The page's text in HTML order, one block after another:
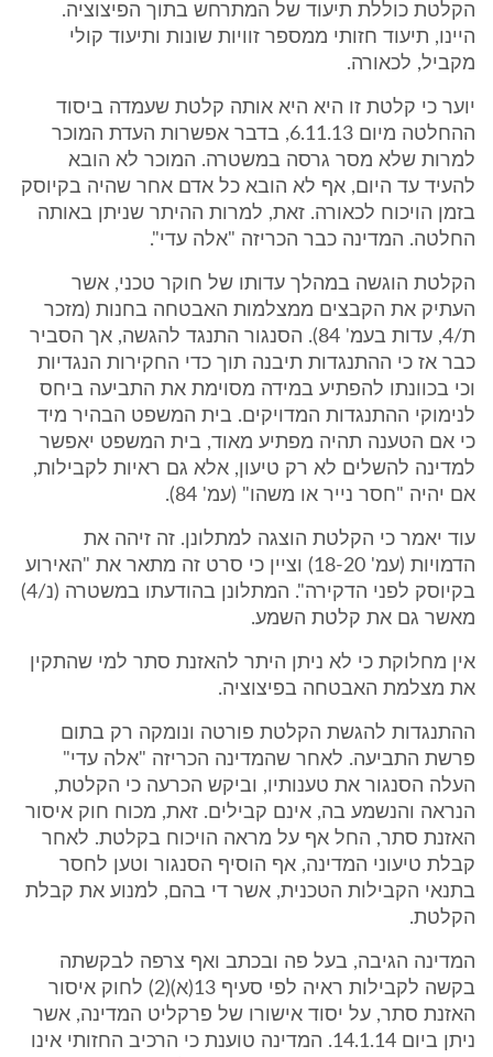
הקלטת כוללת תיעוד של המתרחש בתוך הפיצוציה.
היינו, תיעוד חזותי ממספר זוויות שונות ותיעוד קולי
מקביל, לכאורה.
יוער כי קלטת זו היא היא אותה קלטת שעמדה ביסוד
ההחלטה מיום 6.11.13, בדבר אפשרות העדת המוכר
למרות שלא מסר גרסה במשטרה. המוכר לא הובא
להעיד עד היום, אף לא הובא כל אדם אחר שהיה בקיוסק
בזמן הויכוח לכאורה. זאת, למרות ההיתר שניתן באותה
החלטה. המדינה כבר הכריזה "אלה עדי".
הקלטת הוגשה במהלך עדותו של חוקר טכני, אשר
העתיק את הקבצים ממצלמות האבטחה בחנות (מזכר
ת/4, עדות בעמ' 84). הסנגור התנגד להגשה, אך הסביר
כבר אז כי ההתנגדות תיבנה תוך כדי החקירות הנגדיות
וכי בכוונתו להפתיע במידה מסוימת את התביעה ביחס
לנימוקי ההתנגדות המדויקים. בית המשפט הבהיר מיד
כי אם הטענה תהיה מפתיע מאוד, בית המשפט יאפשר
למדינה להשלים לא רק טיעון, אלא גם ראיות לקבילות,
אם יהיה "חסר נייר או משהו" (עמ' 84).
עוד יאמר כי הקלטת הוצגה למתלונן. זה זיהה את
הדמויות (עמ' 18-20) וציין כי סרט זה מתאר את "האירוע
בקיוסק לפני הדקירה". המתלונן בהודעתו במשטרה (נ/4)
מאשר גם את קלטת השמע.
אין מחלוקת כי לא ניתן היתר להאזנת סתר למי שהתקין
את מצלמת האבטחה בפיצוציה.
ההתנגדות להגשת הקלטת פורטה ונומקה רק בתום
פרשת התביעה. לאחר שהמדינה הכריזה "אלה עדי"
העלה הסנגור את טענותיו, וביקש הכרעה כי הקלטת,
הנראה והנשמע בה, אינם קבילים. זאת, מכוח חוק איסור
האזנת סתר, החל אף על מראה הויכוח בקלטת. לאחר
קבלת טיעוני המדינה, אף הוסיף הסנגור וטען לחסר
בתנאי הקבילות הטכנית, אשר די בהם, למנוע את קבלת
הקלטת.
המדינה הגיבה, בעל פה ובכתב ואף צרפה לבקשתה
בקשה לקבילות ראיה לפי סעיף 13(א)(2) לחוק איסור
האזנת סתר, על יסוד אישורו של פרקליט המדינה, אשר
ניתן ביום 14.1.14. המדינה טוענת כי הרכיב החזותי אינו